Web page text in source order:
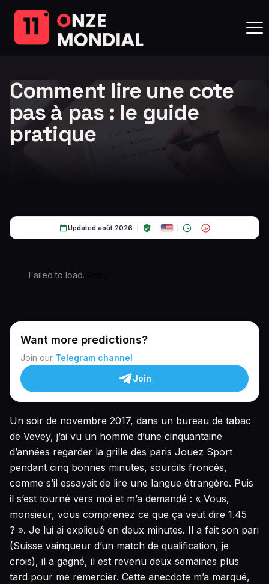
Comment lire une cote
pas à pas : le guide
pratique
Updated août 2026 18+
Failed to load.
Want more predictions?
Join our Telegram channel
Join
Un soir de novembre 2017, dans un bureau de tabac
de Vevey, j’ai vu un homme d’une cinquantaine
d’années regarder la grille des paris Jouez Sport
pendant cinq bonnes minutes, sourcils froncés,
comme s’il essayait de lire une langue étrangère. Puis
il s’est tourné vers moi et m’a demandé : « Vous,
monsieur, vous comprenez ce que ça veut dire 1.45
? ». Je lui ai expliqué en deux minutes. Il a fait son pari
(Suisse vainqueur d’un match de qualification, je
crois), il a gagné, il est revenu deux semaines plus
tard pour me remercier. Cette anecdote m’a marqué,